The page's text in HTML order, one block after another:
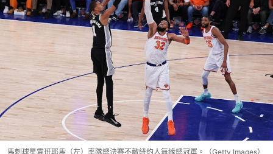
馬刺球星雲班耶馬（左）率隊總決賽不敵紐約人無緣總冠軍。（Getty Images）